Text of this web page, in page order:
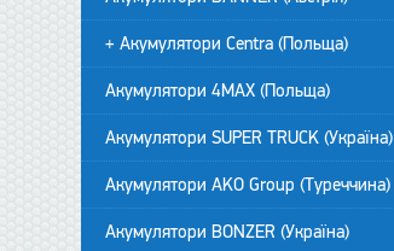
+ Акумулятори Centra (Польща)
Акумулятори 4MAX (Польща)
Акумулятори SUPER TRUCK (Україна)
Акумулятори AKO Group (Туреччина)
Акумулятори BONZER (Україна)